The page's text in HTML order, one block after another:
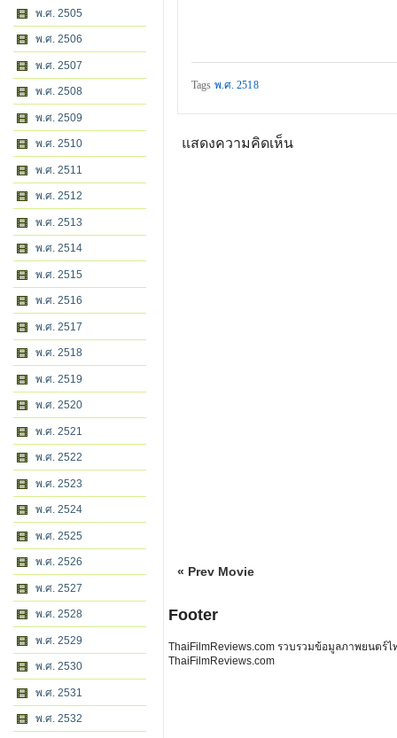
พ.ศ. 2505
พ.ศ. 2506
พ.ศ. 2507
พ.ศ. 2508
พ.ศ. 2509
พ.ศ. 2510
พ.ศ. 2511
พ.ศ. 2512
พ.ศ. 2513
พ.ศ. 2514
พ.ศ. 2515
พ.ศ. 2516
พ.ศ. 2517
พ.ศ. 2518
พ.ศ. 2519
พ.ศ. 2520
พ.ศ. 2521
พ.ศ. 2522
พ.ศ. 2523
พ.ศ. 2524
พ.ศ. 2525
พ.ศ. 2526
พ.ศ. 2527
พ.ศ. 2528
พ.ศ. 2529
พ.ศ. 2530
พ.ศ. 2531
พ.ศ. 2532
Tags พ.ศ. 2518
แสดงความคิดเห็น
« Prev Movie
Footer
ThaiFilmReviews.com รวบรวมข้อมูลภาพยนตร์
ThaiFilmReviews.com